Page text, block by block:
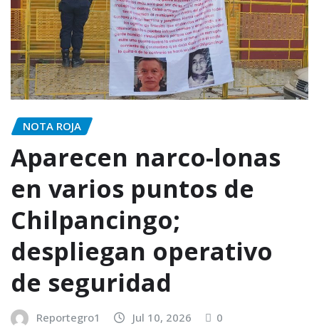
NOTA ROJA
Aparecen narco-lonas
en varios puntos de
Chilpancingo;
despliegan operativo
de seguridad
Reportegro1 Jul 10, 2026 0